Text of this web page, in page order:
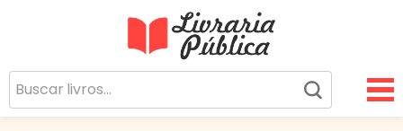
Sua Biblioteca Virtual Gratuita